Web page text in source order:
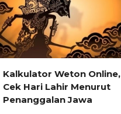
Kalkulator Weton Online,
Cek Hari Lahir Menurut
Penanggalan Jawa